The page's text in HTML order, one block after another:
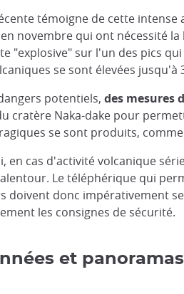
témoigne de cette intense
novembre qui ont nécessité
"explosive" sur l'un des pics
se sont élevées jusqu'à
potentiels, des mesures
cratère Naka-dake pour
se sont produits,
en cas d'activité volcanique
Le téléphérique qui
doivent donc impérativement
les consignes de sécurité.
et